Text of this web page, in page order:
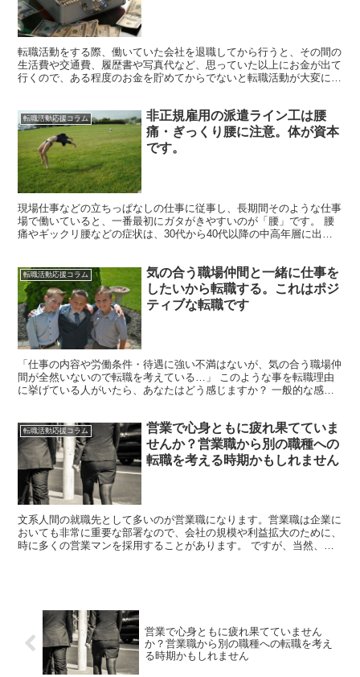
転職活動をする際、働いていた会社を退職してから行うと、その間の
生活費や交通費、履歴書や写真代など、思っていた以上にお金が出て
行くので、ある程度のお金を貯めてからでないと転職活動が大変にな
転職活動応援コラム
非正規雇用の派遣ライン工は腰
痛・ぎっくり腰に注意。体が資本
です。
現場仕事などの立ちっぱなしの仕事に従事し、長期間そのような仕事
場で働いていると、一番最初にガタがきやすいのが「腰」です。 腰
痛やギックリ腰などの症状は、30代から40代以降の中高年層に出て
転職活動応援コラム
気の合う職場仲間と一緒に仕事を
したいから転職する。これはポジ
ティブな転職です
「仕事の内容や労働条件・待遇に強い不満はないが、気の合う職場仲
間が全然いないので転職を考えている…」 このような事を転職理由
に挙げている人がいたら、あなたはどう感じますか？ 一般的な感覚
転職活動応援コラム
営業で心身ともに疲れ果てていま
せんか？営業職から別の職種への
転職を考える時期かもしれません
文系人間の就職先として多いのが営業職になります。営業職は企業に
おいても非常に重要な部署なので、会社の規模や利益拡大のために、
時に多くの営業マンを採用することがあります。 ですが、当然、営
営業で心身ともに疲れ果てていません
か？営業職から別の職種への転職を考え
る時期かもしれません